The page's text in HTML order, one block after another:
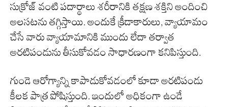
సుక్రోజ్ వంటి పదార్థాలు శరీరానికి తక్షణ శక్తిని అందించి
అలసటను తగ్గిస్తాయి. అందుకే క్రీడాకారులు, వ్యాయామం
చేసే వారు వ్యాయామానికి ముందు లేదా తర్వాత
అరటిపండును తీసుకోవడం సాధారణంగా కనిపిస్తుంది.
గుండె ఆరోగ్యాన్ని కాపాడుకోవడంలో కూడా అరటిపండు
కీలక పాత్ర పోషిస్తుంది. ఇందులో అధికంగా ఉండే